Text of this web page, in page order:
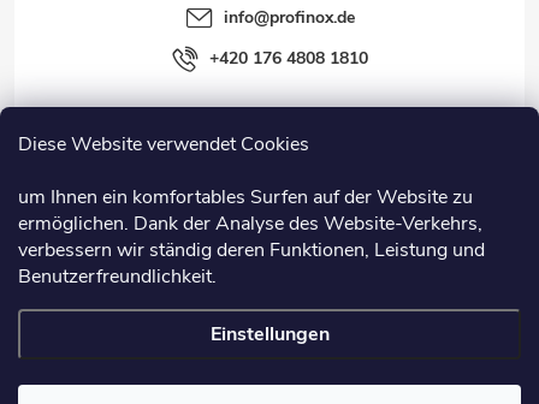
Diese Website verwendet Cookies
um Ihnen ein komfortables Surfen auf der Website zu
ermöglichen. Dank der Analyse des Website-Verkehrs,
verbessern wir ständig deren Funktionen, Leistung und
Benutzerfreundlichkeit.
Einstellungen
Information
info@profinox.de
+420 176 4808 1810
Copyright 2026Profinox.de. Alle Rechte vorbehalten.